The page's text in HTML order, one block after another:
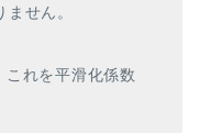
せん。
れを平滑化係数